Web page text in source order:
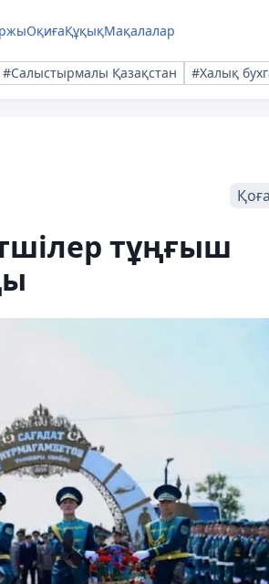
ОқиғаҚұқықМақалалар
#Салыстырмалы Қазақстан #Халық
тұңғыш